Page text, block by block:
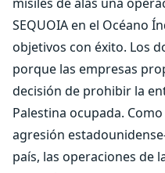
SEQUOIA en el Océano
objetivos con éxito. Los
porque las empresas
decisión de prohibir la
Palestina ocupada.
agresión
país, las operaciones de